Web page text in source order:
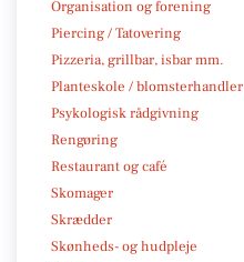
Organisation og forening
Piercing / Tatovering
Pizzeria, grillbar, isbar mm.
Planteskole / blomsterhandler
Psykologisk rådgivning
Rengøring
Restaurant og café
Skomager
Skrædder
Skønheds- og hudpleje